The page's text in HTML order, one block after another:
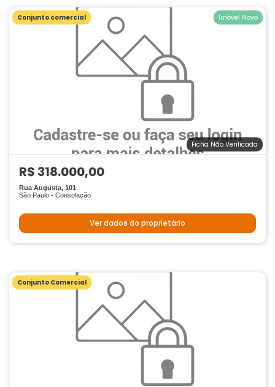
Conjunto comercial
Ficha Não Verificada
Imóvel Novo
R$ 318.000,00
Rua Augusta, 101
São Paulo - Consolação
Ver dados do proprietário
Conjunto Comercial